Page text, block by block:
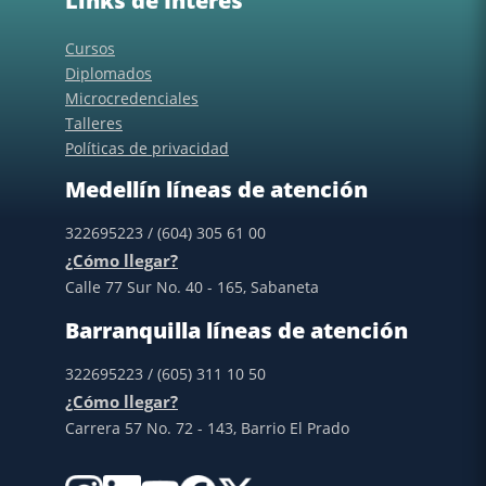
Cursos
Diplomados
Microcredenciales
Talleres
Políticas de privacidad
Medellín líneas de atención
322695223 / (604) 305 61 00
¿Cómo llegar?
Calle 77 Sur No. 40 - 165, Sabaneta
Barranquilla líneas de atención
322695223 / (605) 311 10 50
¿Cómo llegar?
Carrera 57 No. 72 - 143, Barrio El Prado